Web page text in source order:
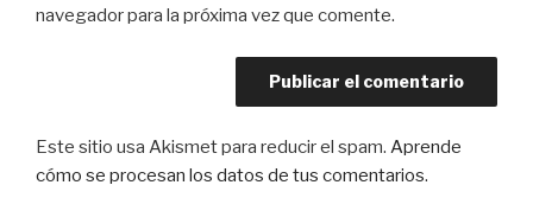
navegador para la próxima vez que comente.
Este sitio usa Akismet para reducir el spam. Aprende
cómo se procesan los datos de tus comentarios.